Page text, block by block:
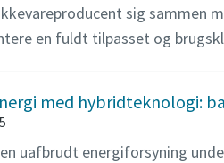
sig sammen
en fuldt tilpasset og
med hybridteknologi:
uafbrudt energiforsyning